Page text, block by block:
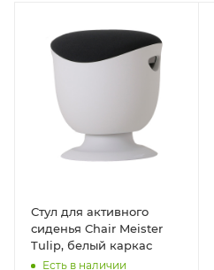
Стул для активного
сиденья Chair Meister
Tulip, белый каркас
Есть в наличии